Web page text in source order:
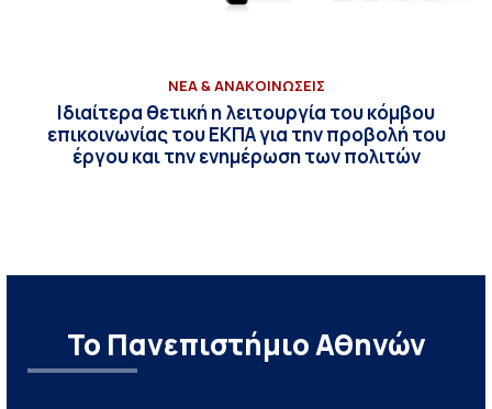
ΝΕΑ & ΑΝΑΚΟΙΝΩΣΕΙΣ
Ιδιαίτερα θετική η λειτουργία του κόμβου
επικοινωνίας του ΕΚΠΑ για την προβολή του
έργου και την ενημέρωση των πολιτών
Το Πανεπιστήμιο Αθηνών